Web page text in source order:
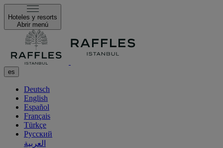
Hoteles y resorts
Abrir menú
es
Deutsch
English
Español
Français
Türkçe
Русский
العربية